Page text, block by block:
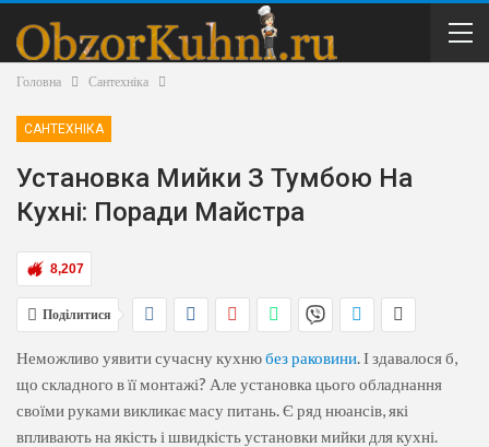
Головна Сантехніка
САНТЕХНІКА
Установка Мийки З Тумбою На
Кухні: Поради Майстра
8,207
Поділитися
Неможливо уявити сучасну кухнюбез раковини. І здавалося б,
що складного в її монтажі? Але установка цього обладнання
своїми руками викликає масу питань. Є ряд нюансів, які
впливають на якість і швидкість установки мийки для кухні.